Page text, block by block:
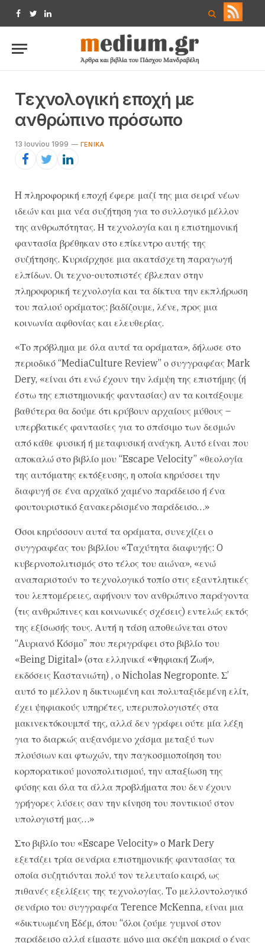
Facebook
TwitterLinkedIn
Tεχνολογική εποχή με
ανθρώπινο πρόσωπο
13 Ιουνίου 1999 ΓΕΝΙΚΆ
H πληροφορική εποχή έφερε μαζί της μια σειρά νέων
ιδεών και μια νέα συζήτηση για το συλλογικό μέλλον
της ανθρωπότητας. Η τεχνολογία και η επιστημονική
φαντασία βρέθηκαν στο επίκεντρο αυτής της
συζήτησης. Κυριάρχησε μια ακατάσχετη παραγωγή
ελπίδων. Oι τεχνο-ουτοπιστές έβλεπαν στην
πληροφορική τεχνολογία και τα δίκτυα την εκπλήρωση
του παλιού οράματος: βαδίζουμε, λένε, προς μια
κοινωνία αφθονίας και ελευθερίας.
«Το πρόβλημα με όλα αυτά τα οράματα», δήλωσε στο
περιοδικό “MediaCulture Review” ο συγγραφέας Mark
Dery, «είναι ότι ενώ έχουν την λάμψη της επιστήμης (ή
έστω της επιστημονικής φαντασίας) αν τα κοιτάξουμε
βαθύτερα θα δούμε ότι κρύβουν αρχαίους μύθους –
υπερβατικές φαντασίες για το σπάσιμο των δεσμών
από κάθε φυσική ή μεταφυσική ανάγκη. Αυτό είναι που
αποκαλώ στο βιβλίο μου “Escape Velocity” «θεολογία
της αυτόματης εκτόξευσης, η οποία κηρύσσει την
διαφυγή σε ένα αρχαϊκό χαμένο παράδεισο ή ένα
φουτουριστικό ξανακερδισμένο παράδεισο…»
Όσοι κηρύσσουν αυτά τα οράματα, συνεχίζει ο
συγγραφέας του βιβλίου «Tαχύτητα διαφυγής: O
κυβερνοπολιτισμός στο τέλος του αιώνα», «ενώ
αναπαριστούν το τεχνολογικό τοπίο στις εξαντλητικές
του λεπτομέρειες, αφήνουν τον ανθρώπινο παράγοντα
(τις ανθρώπινες και κοινωνικές σχέσεις) εντελώς εκτός
της εξίσωσής τους. Αυτή η τάση αποθεώνεται στον
“Aυριανό Kόσμο” που περιγράφει στο βιβλίο του
«Being Digital» (στα ελληνικά «Ψηφιακή Zωή»,
εκδόσεις Kαστανιώτη) , ο Nicholas Negroponte. Σ’
αυτό το μέλλον η δικτυωμένη και πολυταξιδεμένη ελίτ,
έχει ψηφιακούς υπηρέτες, υπερυπολογιστές στα
μακινεκτόκουμπά της, αλλά δεν γράφει ούτε μία λέξη
για το διαρκώς αυξανόμενο χάσμα μεταξύ των
πλούσιων και φτωχών, την παγκοσμιοποίηση του
κορπορατικού μονοπολιτισμού, την απαξίωση της
φύσης και όλα τα άλλα προβλήματα που δεν έχουν
γρήγορες λύσεις σαν την κίνηση του ποντικιού στον
υπολογιστή μας…»
Στο βιβλίο του «Escape Velocity» o Mark Dery
εξετάζει τρία σενάρια επιστημονικής φαντασίας τα
οποία συζητιόνται πολύ τον τελευταίο καιρό, ως
πιθανές εξελίξεις της τεχνολογίας. Tο μελλοντολογικό
σενάριο του συγγραφέα Terence McKenna, είναι μια
«δικτυωμένη Eδέμ, όπου “όλοι ζούμε γυμνοί στον
παράδεισο αλλά είμαστε μόνο μια σκέψη μακριά ο ένας